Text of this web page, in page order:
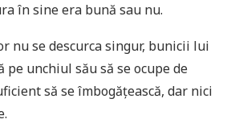
în sine era bună sau nu.
nu se descurca singur, bunicii lui
pe unchiul său să se ocupe de
să se îmbogățească, dar nici